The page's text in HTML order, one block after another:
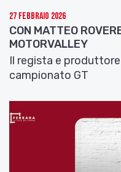
27 Febbraio 2026
CON MATTEO
MOTORVALLEY
Il regista e
campionato GT